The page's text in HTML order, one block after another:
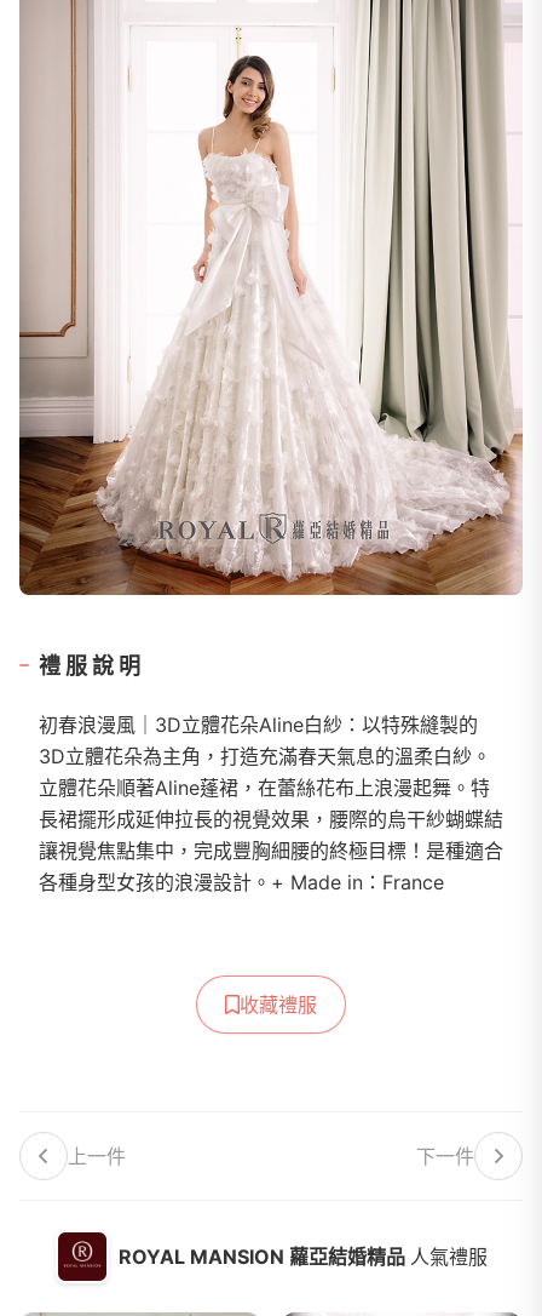
禮服說明
初春浪漫風｜3D立體花朵Aline白紗：以特殊縫製的
3D立體花朵為主角，打造充滿春天氣息的溫柔白紗。
立體花朵順著Aline蓬裙，在蕾絲花布上浪漫起舞。特
長裙擺形成延伸拉長的視覺效果，腰際的烏干紗蝴蝶結
讓視覺焦點集中，完成豐胸細腰的終極目標！是種適合
各種身型女孩的浪漫設計。+ Made in：France
收藏禮服
上一件 下一件
ROYAL MANSION 蘿亞結婚精品 人氣禮服